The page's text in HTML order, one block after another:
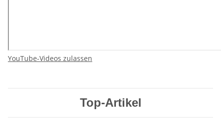
YouTube-Videos zulassen
Top-Artikel